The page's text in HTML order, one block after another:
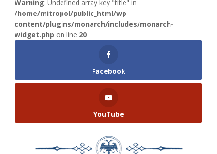
Warning: Undefined array key "title" in
/home/mitropol/public_html/wp-
content/plugins/monarch/includes/monarch-
widget.php on line 20
Facebook
YouTube